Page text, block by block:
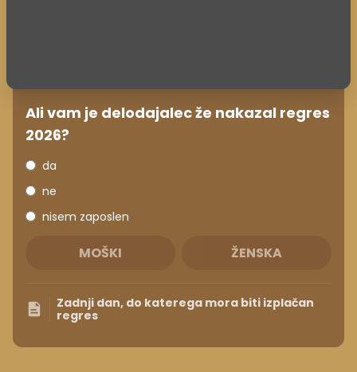
Ali vam je delodajalec že nakazal regres
2026?
da
ne
nisem zaposlen
MOŠKI ŽENSKA
Zadnji dan, do katerega mora biti izplačan
regres